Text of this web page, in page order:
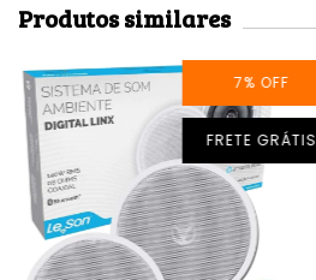
Produtos similares
7% OFF
FRETE GRÁTIS